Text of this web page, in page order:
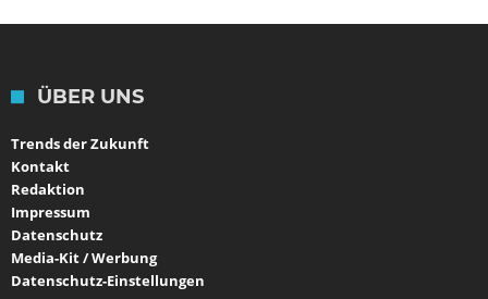
ÜBER UNS
Trends der Zukunft
Kontakt
Redaktion
Impressum
Datenschutz
Media-Kit / Werbung
Datenschutz-Einstellungen